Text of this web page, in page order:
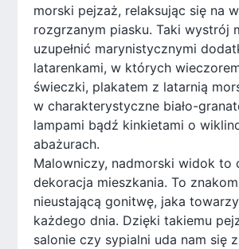
morski pejzaż, relaksując się na
rozgrzanym piasku. Taki wystrój
uzupełnić marynistycznymi
latarenkami, w których
świeczki, plakatem z latarnią
w charakterystyczne biało-
lampami bądź kinkietami o
abażurach.
Malowniczy, nadmorski widok to
dekoracja mieszkania. To
nieustającą gonitwę, jaka
każdego dnia. Dzięki takiemu
salonie czy sypialni uda nam się